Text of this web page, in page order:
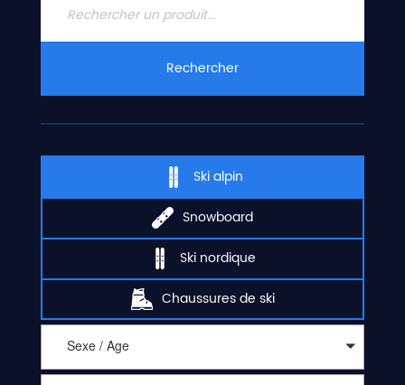
CONTACT
Rechercher
Ski alpin
Snowboard
Ski nordique
Chaussures de ski
Sexe / Age